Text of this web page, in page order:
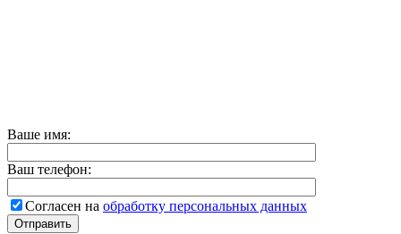
Ваше имя:
Ваш телефон:
Согласен на обработку персональных данных